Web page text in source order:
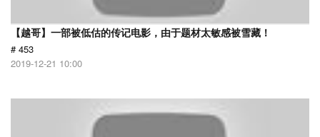
【越哥】一部被低估的传记电影，由于题材太敏感被雪藏！
# 453
2019-12-21 10:00